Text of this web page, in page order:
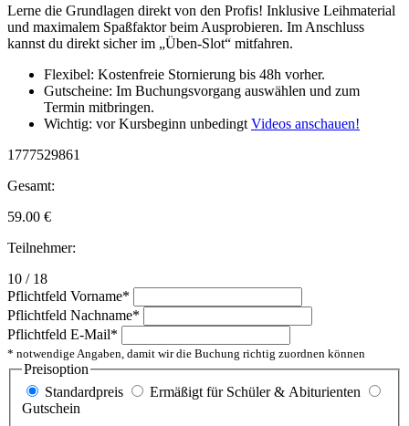
Lerne die Grundlagen direkt von den Profis! Inklusive Leihmaterial
und maximalem Spaßfaktor beim Ausprobieren. Im Anschluss
kannst du direkt sicher im „Üben-Slot“ mitfahren.
Flexibel: Kostenfreie Stornierung bis 48h vorher.
Gutscheine: Im Buchungsvorgang auswählen und zum
Termin mitbringen.
Wichtig: vor Kursbeginn unbedingt Videos anschauen!
1777529861
Gesamt:
59.00 €
Teilnehmer:
10 / 18
Pflichtfeld Vorname*
Pflichtfeld Nachname*
Pflichtfeld E-Mail*
* notwendige Angaben, damit wir die Buchung richtig zuordnen können
Preisoption
Standardpreis
Ermäßigt für Schüler & Abiturienten
Gutschein